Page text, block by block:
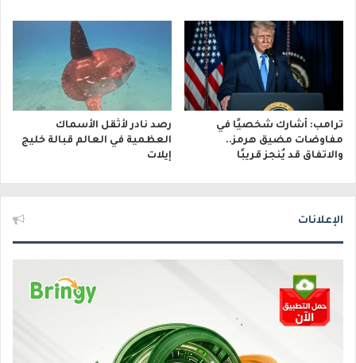
ترامب: أشارك شخصيًا في
مفاوضات مضيق هرمز..
والاتفاق قد يُنجز قريبًا
رصد نادر لأثقل الأسماك
العظمية في العالم قبالة خليج
إيلات
الإعلانات